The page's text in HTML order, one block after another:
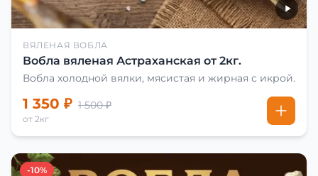
ВЯЛЕНАЯ ВОБЛА
Вобла вяленая Астраханская от 2кг.
Вобла холодной вялки, мясистая и жирная с икрой.
1 350 ₽ 1 500 ₽
от 2кг
-10%